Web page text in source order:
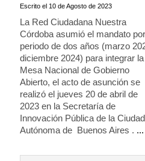
Escrito el 10 de Agosto de 2023
La Red Ciudadana Nuestra
Córdoba asumió el mandato
periodo de dos años (marzo
diciembre 2024) para integrar la
Mesa Nacional de Gobierno
Abierto, el acto de asunción se
realizó el jueves 20 de abril de
2023 en la Secretaría de
Innovación Pública de la Ciudad
Autónoma de Buenos Aires .